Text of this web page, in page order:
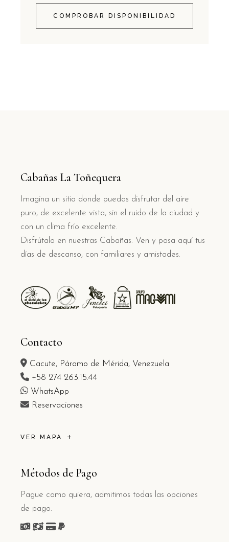
COMPROBAR DISPONIBILIDAD
Cabañas La Toñequera
Imagina un sitio donde puedas disfrutar del aire
puro, de excelente vista, sin el ruido de la ciudad y
con un clima frío excelente.
Disfrútalo en nuestras Cabañas. Ven y pasa aquí tus
días de descanso, con familiares y amistades.
Contacto
Cacute, Páramo de Mérida, Venezuela
+58 274 263.15.44
WhatsApp
Reservaciones
VER MAPA
Métodos de Pago
Pague como quiera, admitimos todas las opciones
de pago.